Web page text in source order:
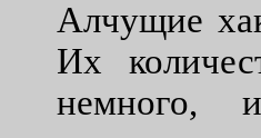
Алчущие
Их
немного,